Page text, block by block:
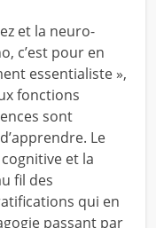
et la neuro-
c’est pour en
essentialiste »,
fonctions
sont
Le
et la
fil des
qui en
passant par